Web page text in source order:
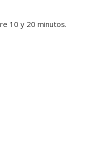
10 y 20 minutos.